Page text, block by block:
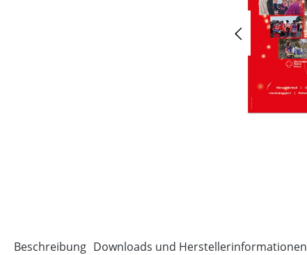
Beschreibung Downloads und Herstellerinformationen